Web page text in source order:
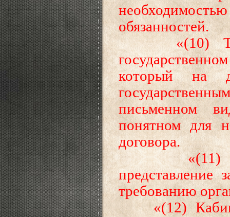
обязанностей.
«(10)
который на
письменном
понятном для
договора.
«(11)
представление
требованию
«(12)